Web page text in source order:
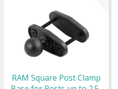
RAM Square Post Clamp